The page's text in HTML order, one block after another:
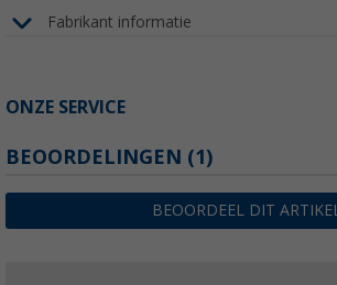
Fabrikant informatie
ONZE SERVICE
BEOORDELINGEN (1)
BEOORDEEL DIT ARTIKEL